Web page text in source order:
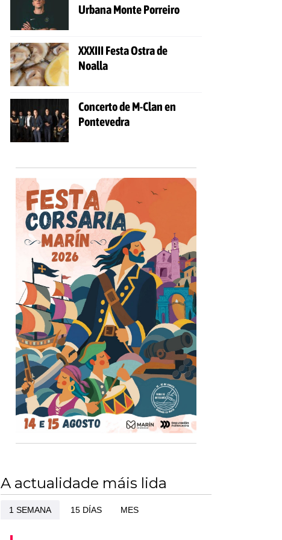
Urbana Monte Porreiro
XXXIII Festa Ostra de
Noalla
Concerto de M-Clan en
Pontevedra
A actualidade máis lida
1 SEMANA 15 DÍAS MES